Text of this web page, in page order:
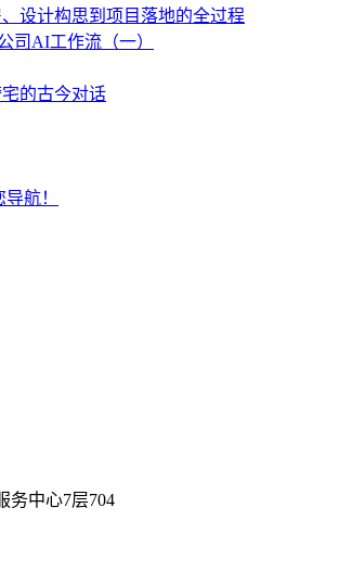
设计构思到项目落地的全过程
司AI工作流（一）
的古今对话
航！
务中心7层704